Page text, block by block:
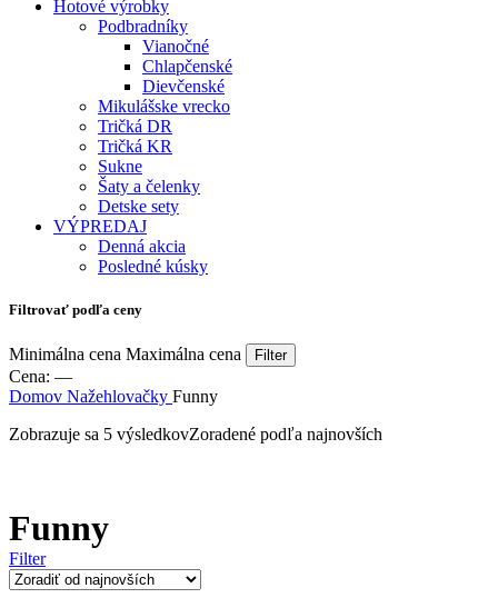
Hotové výrobky
Podbradníky
Vianočné
Chlapčenské
Dievčenské
Mikulášske vrecko
Tričká DR
Tričká KR
Sukne
Šaty a čelenky
Detske sety
VÝPREDAJ
Denná akcia
Posledné kúsky
Filtrovať podľa ceny
Minimálna cena Maximálna cena Filter
Cena: —
Domov Nažehlovačky Funny
Zobrazuje sa 5 výsledkovZoradené podľa najnovších
Funny
Filter